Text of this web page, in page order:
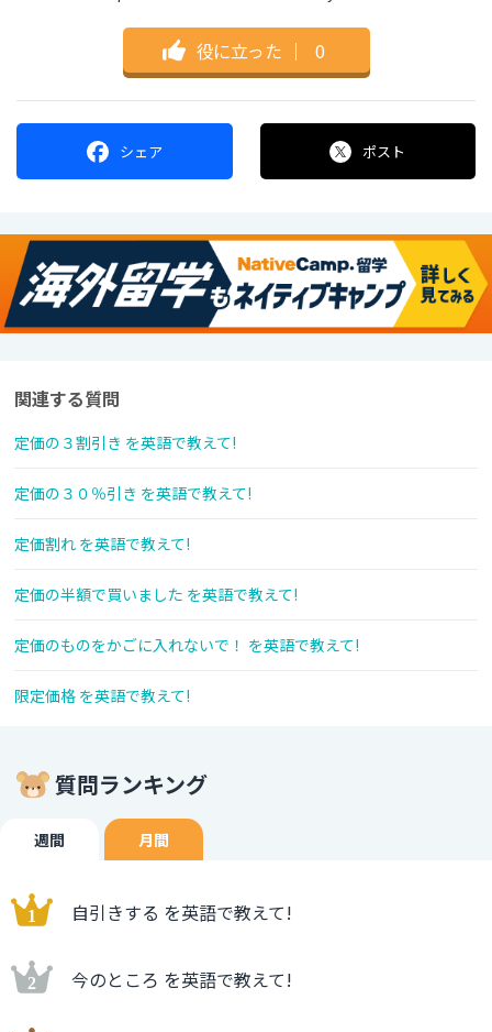
役に立った ｜ 0
シェア ポスト
関連する質問
定価の３割引き を英語で教えて!
定価の３０％引き を英語で教えて!
定価割れ を英語で教えて!
定価の半額で買いました を英語で教えて!
定価のものをかごに入れないで！ を英語で教えて!
限定価格 を英語で教えて!
質問ランキング
週間 月間
自引きする を英語で教えて!
今のところ を英語で教えて!